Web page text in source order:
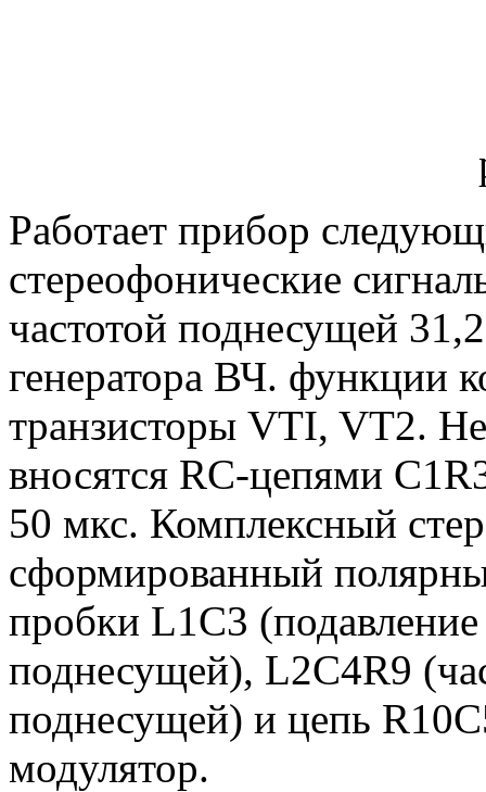
Работает прибор
стереофонические
частотой поднесущей
генератора ВЧ. функции
транзисторы VTI, VT2.
вносятся RC-цепями
50 мкс. Комплексный
сформированный
пробки L1C3
поднесущей), L2C4R9
поднесущей) и цепь
модулятор.